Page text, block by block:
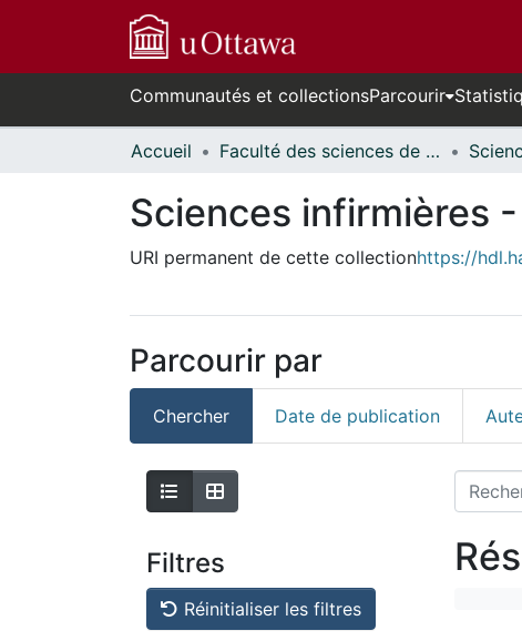
Communautés et collectionsParcourir
Accueil Faculté des sciences de la santé // Faculty of Health Sciences
Sciences infirmières
URI permanent de cette collectionhttps://
Parcourir par
Chercher Date de publication
Filtres
Réinitialiser les filtres